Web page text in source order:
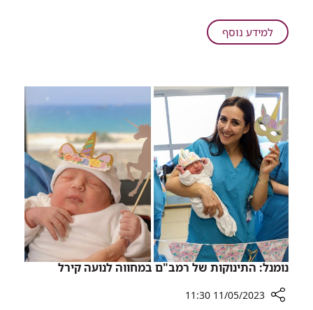
שעוררה
סערה
יכולה
להתפתח
ללא
מעורבות
גנטית
למידע נוסףעל
מחקר
המחלה
שעוררה
סערה
בטקס
האוסקר,
יכולה
להתפתח
גם
ללא
מעורבות
גנטית
נומנל: התינוקות של רמב"ם במחווה לנועה קירל
11/05/2023 11:30